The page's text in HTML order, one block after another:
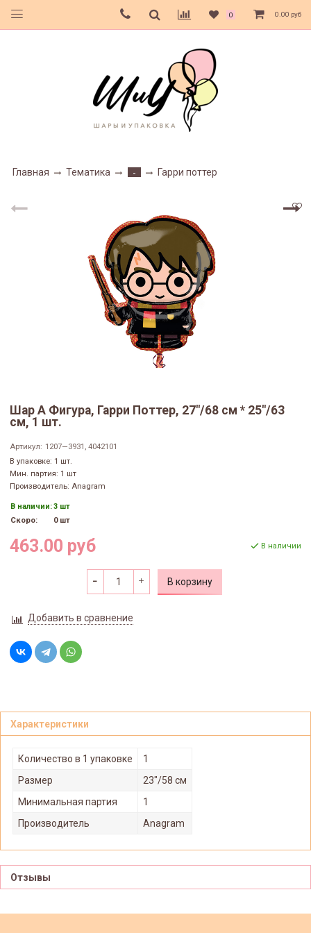
0 0.00 руб
Главная Тематика - Гарри поттер
Шар А Фигура, Гарри Поттер, 27"/68 см * 25"/63
см, 1 шт.
Артикул: 1207—3931, 4042101
В упаковке: 1 шт.
Мин. партия: 1 шт
Производитель: Anagram
В наличии:3 шт
Скоро:
0 шт
463.00 руб В наличии
В корзину
Добавить в сравнение
Характеристики
Количество в 1 упаковке
1
Размер
23"/58 см
Минимальная партия
1
Производитель
Anagram
Отзывы